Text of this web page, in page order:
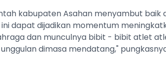
kabupaten Asahan menyambut baik
dapat dijadikan momentum
dan munculnya bibit - bibit atlet
dimasa mendatang,"